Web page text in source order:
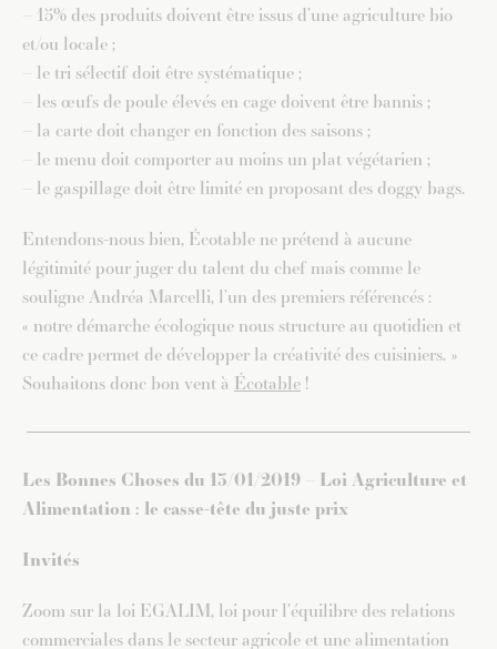
– 15% des produits doivent être issus d’une agriculture bio
et/ou locale ;
– le tri sélectif doit être systématique ;
– les œufs de poule élevés en cage doivent être bannis ;
– la carte doit changer en fonction des saisons ;
– le menu doit comporter au moins un plat végétarien ;
– le gaspillage doit être limité en proposant des doggy bags.
Entendons-nous bien, Écotable ne prétend à aucune
légitimité pour juger du talent du chef mais comme le
souligne Andréa Marcelli, l’un des premiers référencés :
« notre démarche écologique nous structure au quotidien et
ce cadre permet de développer la créativité des cuisiniers. »
Souhaitons donc bon vent à Écotable !
Les Bonnes Choses du 13/01/2019 – Loi Agriculture et
Alimentation : le casse-tête du juste prix
Invités
Zoom sur la loi EGALIM, loi pour l’équilibre des relations
commerciales dans le secteur agricole et une alimentation